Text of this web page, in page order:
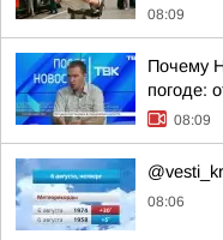
08:09
Почему
погоде:
08:09
08:06